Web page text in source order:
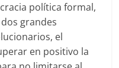
política formal,
grandes
el
en positivo la